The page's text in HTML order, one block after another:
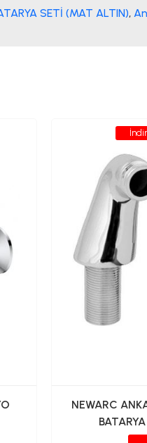
SETİ (MAT ALTIN),
NEWARC